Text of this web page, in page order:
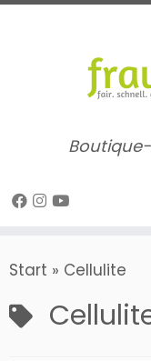
Zum
Start » Cellulite